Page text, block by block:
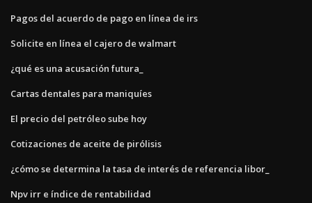
Pagos del acuerdo de pago en línea de irs
Solicite en línea el cajero de walmart
¿qué es una acusación futura_
Cartas dentales para maniquíes
El precio del petróleo sube hoy
Cotizaciones de aceite de pirólisis
¿cómo se determina la tasa de interés de referencia libor_
Npv irr e índice de rentabilidad